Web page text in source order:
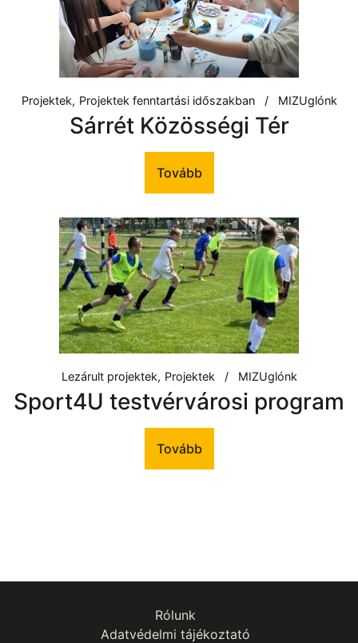
Projektek Projektek fenntartási időszakban MIZUglónk
Sárrét Közösségi Tér
Tovább
Lezárult projektek Projektek MIZUglónk
Sport4U testvérvárosi program
Tovább
Rólunk
Adatvédelmi tájékoztató